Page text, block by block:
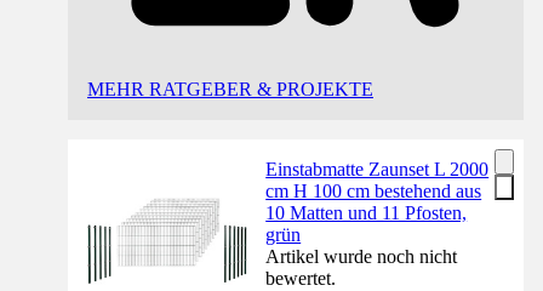
MEHR RATGEBER & PROJEKTE
Einstabmatte Zaunset L 2000
cm H 100 cm bestehend aus
10 Matten und 11 Pfosten,
grün
Artikel wurde noch nicht
bewertet.